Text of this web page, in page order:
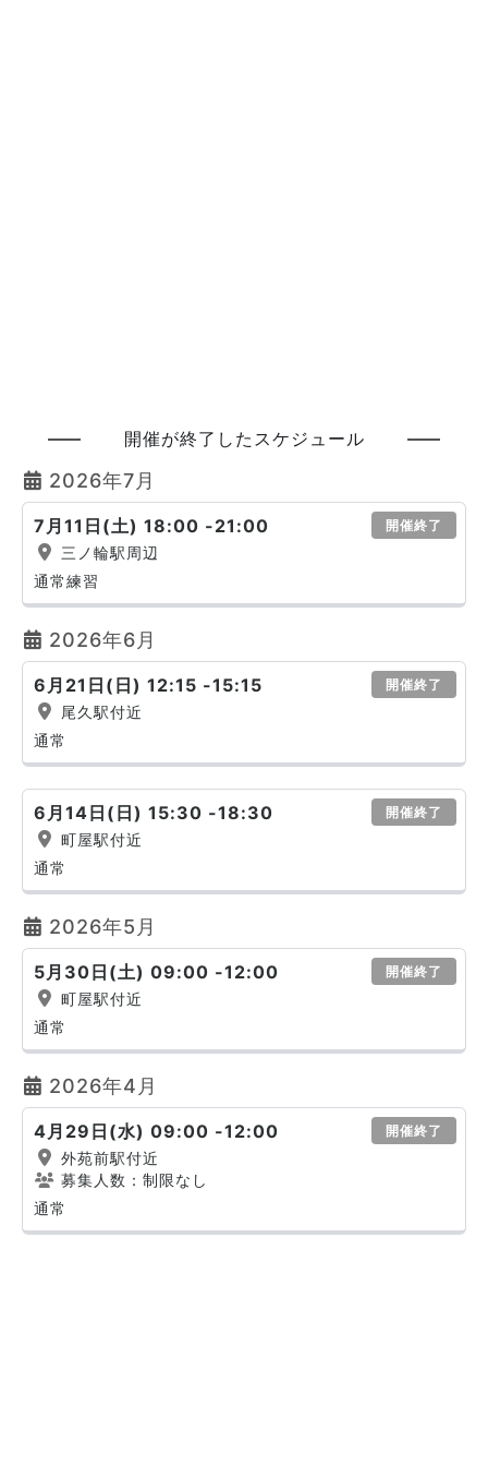
開催が終了したスケジュール
2026年7月
7月11日(土) 18:00 -21:00 開催終了
三ノ輪駅周辺
通常練習
2026年6月
6月21日(日) 12:15 -15:15 開催終了
尾久駅付近
通常
6月14日(日) 15:30 -18:30 開催終了
町屋駅付近
通常
2026年5月
5月30日(土) 09:00 -12:00 開催終了
町屋駅付近
通常
2026年4月
4月29日(水) 09:00 -12:00 開催終了
外苑前駅付近
募集人数：制限なし
通常